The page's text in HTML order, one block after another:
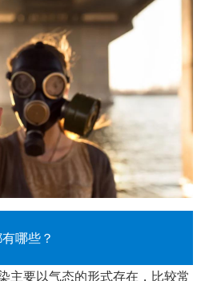
哪些？
主要以气态的形式存在，比较常